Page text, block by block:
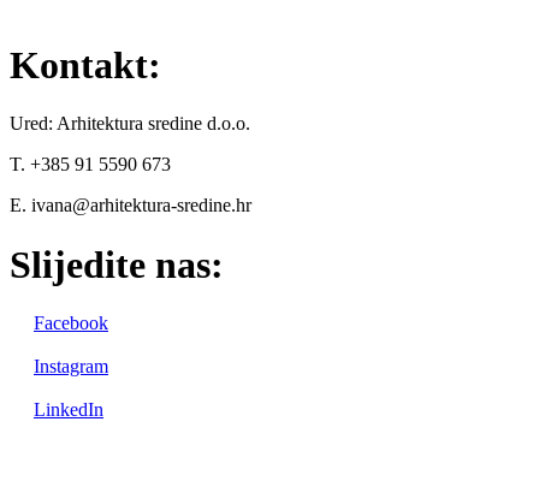
Kontakt:
Ured: Arhitektura sredine d.o.o.
T. +385 91 5590 673
E. ivana@arhitektura-sredine.hr
Slijedite nas:
Facebook
Instagram
LinkedIn